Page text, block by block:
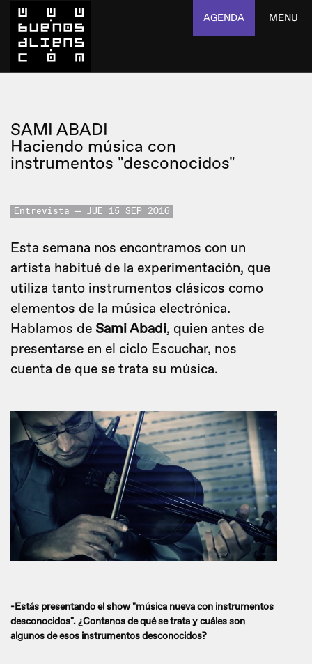
AGENDA MENU
SAMI ABADI
Haciendo música con
instrumentos "desconocidos"
Entrevista JUE 15 SEP 2016
Esta semana nos encontramos con un
artista habitué de la experimentación, que
utiliza tanto instrumentos clásicos como
elementos de la música electrónica.
Hablamos de Sami Abadi, quien antes de
presentarse en el ciclo Escuchar, nos
cuenta de que se trata su música.
-Estás presentando el show "música nueva con instrumentos
desconocidos". ¿Contanos de qué se trata y cuáles son
algunos de esos instrumentos desconocidos?